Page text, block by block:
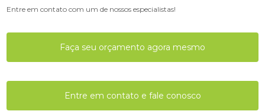
Entre em contato com um de nossos especialistas!
Faça seu orçamento agora mesmo
Entre em contato e fale conosco